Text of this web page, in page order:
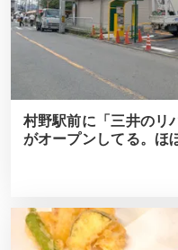
村野駅前に「三井のリ
がオープンしてる。ほ